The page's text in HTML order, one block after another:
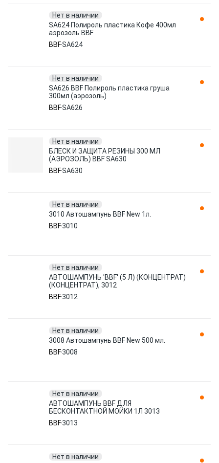
Нет в наличии
SA624 Полироль пластика Кофе 400мл
аэрозоль BBF
BBFSA624
Нет в наличии
SA626 BBF Полироль пластика груша
300мл (аэрозоль)
BBFSA626
Нет в наличии
БЛЕСК И ЗАЩИТА РЕЗИНЫ 300 МЛ
(АЭРОЗОЛЬ) BBF SA630
BBFSA630
Нет в наличии
3010 Автошампунь BBF New 1л.
BBF3010
Нет в наличии
АВТОШАМПУНЬ 'BBF' (5 Л) (КОНЦЕНТРАТ)
(КОНЦЕНТРАТ), 3012
BBF3012
Нет в наличии
3008 Автошампунь BBF New 500 мл.
BBF3008
Нет в наличии
АВТОШАМПУНЬ BBF ДЛЯ
БЕСКОНТАКТНОЙ МОЙКИ 1Л 3013
BBF3013
Нет в наличии